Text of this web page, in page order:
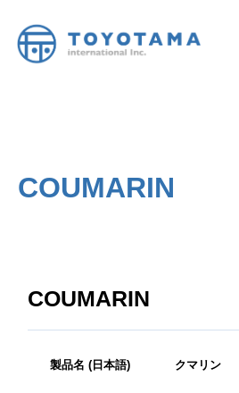
COUMARIN
COUMARIN
製品名 (日本語) クマリン